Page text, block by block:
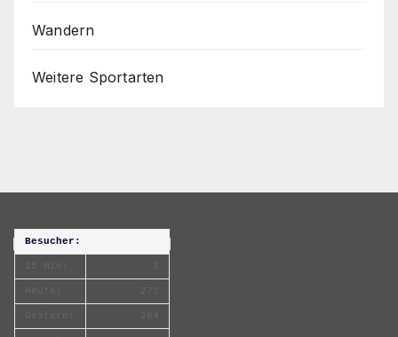
Wandern
Weitere Sportarten
Besucher: